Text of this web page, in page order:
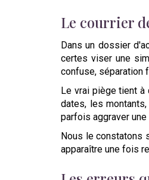
Le courrier
Dans un dossier
certes viser une
confuse, séparation
Le vrai piège tient à
dates, les
parfois aggraver
Nous le constatons
apparaître une fois